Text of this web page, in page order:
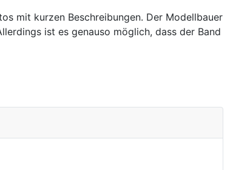
mit kurzen Beschreibungen. Der Modellbauer
ist es genauso möglich, dass der Band